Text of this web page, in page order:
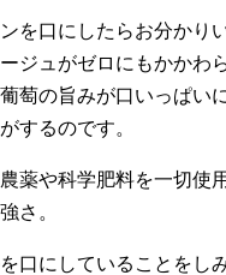
を口にしたらお分かり
ジュがゼロにもかかわ
萄の旨みが口いっぱい
するのです。
薬や科学肥料を一切使
さ。
口にしていることをし